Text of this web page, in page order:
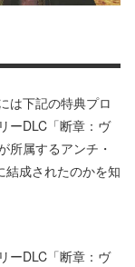
は下記の特典プロ
ーDLC「断章：ヴ
所属するアンチ・
結成されたのかを知
ーDLC「断章：ヴ